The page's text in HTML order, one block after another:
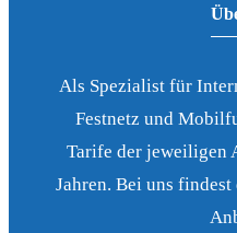
Als Spezialist für
Festnetz und
Tarife der jeweiligen
Jahren. Bei uns